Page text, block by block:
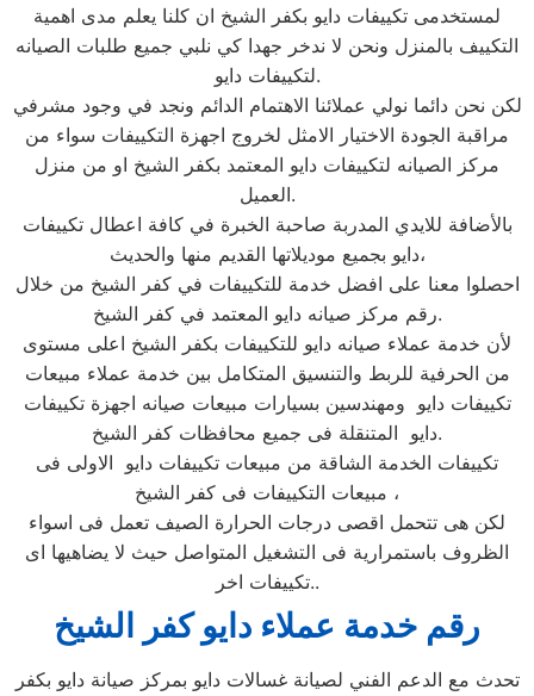
لمستخدمى تكييفات دايو بكفر الشيخ ان كلنا يعلم مدى اهمية
التكييف بالمنزل ونحن لا ندخر جهدا كي نلبي جميع طلبات الصيانه
لتكييفات دايو.
لكن نحن دائما نولي عملائنا الاهتمام الدائم ونجد في وجود مشرفي
مراقبة الجودة الاختيار الامثل لخروج اجهزة التكييفات سواء من
مركز الصيانه لتكييفات دايو المعتمد بكفر الشيخ او من منزل
العميل.
بالأضافة للايدي المدربة صاحبة الخبرة في كافة اعطال تكييفات
دايو بجميع موديلاتها القديم منها والحديث،
احصلوا معنا على افضل خدمة للتكييفات في كفر الشيخ من خلال
رقم مركز صيانه دايو المعتمد في كفر الشيخ.
لأن خدمة عملاء صيانه دايو للتكييفات بكفر الشيخ اعلى مستوى
من الحرفية للربط والتنسيق المتكامل بين خدمة عملاء مبيعات
تكييفات دايو ومهندسين بسيارات مبيعات صيانه اجهزة تكييفات
دايو المتنقلة فى جميع محافظات كفر الشيخ.
تكييفات الخدمة الشاقة من مبيعات تكييفات دايو الاولى فى
مبيعات التكييفات فى كفر الشيخ ،
لكن هى تتحمل اقصى درجات الحرارة الصيف تعمل فى اسواء
الظروف باستمرارية فى التشغيل المتواصل حيث لا يضاهيها اى
تكييفات اخر..
رقم خدمة عملاء دايو كفر الشيخ
تحدث مع الدعم الفني لصيانة غسالات دايو بمركز صيانة دايو بكفر